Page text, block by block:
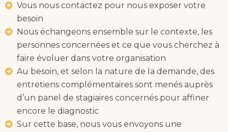
Vous nous contactez pour nous exposer votre
besoin
Nous échangeons ensemble sur le contexte, les
personnes concernées et ce que vous cherchez à
faire évoluer dans votre organisation
Au besoin, et selon la nature de la demande, des
entretiens complémentaires sont menés auprès
d’un panel de stagiaires concernés pour affiner
encore le diagnostic
Sur cette base, nous vous envoyons une